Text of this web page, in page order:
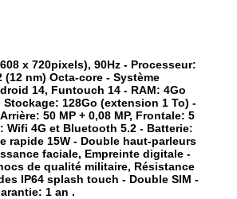
x 720pixels), 90Hz - Processeur:
(12 nm) Octa-core - Système
14, Funtouch 14 - RAM: 4Go
128Go (extension 1 To) -
50 MP + 0,08 MP, Frontale: 5
Wifi 4G et Bluetooth 5.2 - Batterie:
rapide 15W - Double haut-parleurs
faciale, Empreinte digitale -
de qualité militaire, Résistance
IP64 splash touch - Double SIM -
1 an .